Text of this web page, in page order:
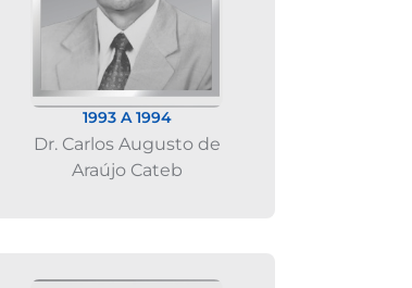
1993 A 1994
Dr. Carlos Augusto de
Araújo Cateb